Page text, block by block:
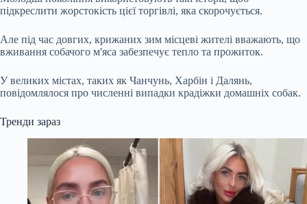
підкреслити жорстокість цієї торгівлі, яка скорочується.
Але під час довгих, крижаних зим місцеві жителі вважають, що
вживання собачого м'яса забезпечує тепло та прожиток.
У великих містах, таких як Чанчунь, Харбін і Далянь,
повідомлялося про численні випадки крадіжки домашніх собак.
Тренди зараз